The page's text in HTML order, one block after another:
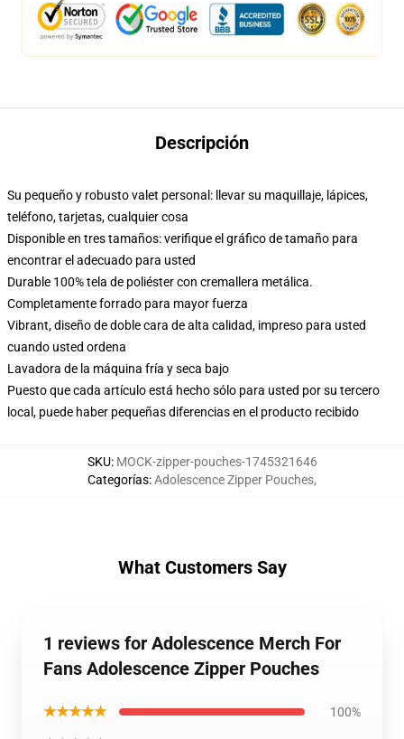
Descripción
Su pequeño y robusto valet personal: llevar su maquillaje, lápices,
teléfono, tarjetas, cualquier cosa
Disponible en tres tamaños: verifique el gráfico de tamaño para
encontrar el adecuado para usted
Durable 100% tela de poliéster con cremallera metálica.
Completamente forrado para mayor fuerza
Vibrant, diseño de doble cara de alta calidad, impreso para usted
cuando usted ordena
Lavadora de la máquina fría y seca bajo
Puesto que cada artículo está hecho sólo para usted por su tercero
local, puede haber pequeñas diferencias en el producto recibido
SKU: MOCK-zipper-pouches-1745321646
Categorías:Adolescence Zipper Pouches,
What Customers Say
1 reviews for Adolescence Merch For
Fans Adolescence Zipper Pouches
★★★★★ 100%